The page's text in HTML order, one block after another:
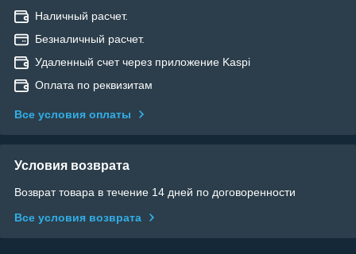
Наличный расчет.
Безналичный расчет.
Удаленный счет через приложение Kaspi
Оплата по реквизитам
Все условия оплаты
Условия возврата
Возврат товара в течение 14 дней по договоренности
Все условия возврата